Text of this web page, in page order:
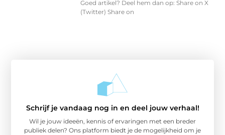
Goed artikel? Deel hem dan op: Share on X
(Twitter) Share on
Schrijf je vandaag nog in en deel jouw verhaal!
Wil je jouw ideeën, kennis of ervaringen met een breder
publiek delen? Ons platform biedt je de mogelijkheid om je